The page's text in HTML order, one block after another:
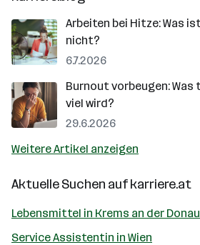
Arbeiten bei Hitze: Was
nicht?
6.7.2026
Burnout vorbeugen: Was
viel wird?
29.6.2026
Weitere Artikel anzeigen
Aktuelle Suchen aufkarriere.at
Lebensmittel in Krems an der Donau
Service Assistentin in Wien